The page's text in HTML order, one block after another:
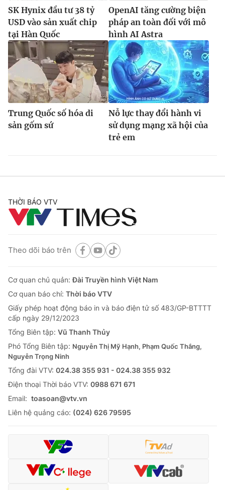
SK Hynix đầu tư 38 tỷ
USD vào sản xuất chip
tại Hàn Quốc
OpenAI tăng cường biện
pháp an toàn đối với mô
hình AI Astra
Trung Quốc số hóa di
sản gốm sứ
Nỗ lực thay đổi hành vi
sử dụng mạng xã hội của
trẻ em
THỜI BÁO VTV
Theo dõi báo trên
Cơ quan chủ quản:Đài Truyền hình Việt Nam
Cơ quan báo chí: Thời báo VTV
Giấy phép hoạt động báo in và báo điện tử số 483/GP-BTTTT
cấp ngày 29/12/2023
Tổng Biên tập: Vũ Thanh Thủy
Phó Tổng Biên tập: Nguyễn Thị Mỹ Hạnh, Phạm Quốc Thắng,
Nguyễn Trọng Ninh
Tổng đài VTV: 024.38 355 931 - 024.38 355 932
Ðiện thoại Thời báo VTV: 0988 671 671
Email: toasoan@vtv.vn
Liên hệ quảng cáo: (024) 626 79595